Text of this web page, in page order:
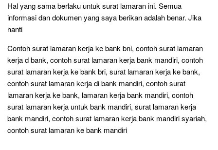
Hal yang sama berlaku untuk surat lamaran ini. Semua
informasi dan dokumen yang saya berikan adalah benar. Jika
nanti
Contoh surat lamaran kerja ke bank bni, contoh surat lamaran
kerja d bank, contoh surat lamaran kerja bank mandiri, contoh
surat lamaran kerja ke bank bri, surat lamaran kerja ke bank,
contoh surat lamaran kerja di bank mandiri, contoh surat
lamaran kerja ke bank, lamaran kerja bank mandiri, contoh
surat lamaran kerja untuk bank mandiri, surat lamaran kerja
bank mandiri, contoh surat lamaran kerja bank mandiri syariah,
contoh surat lamaran ke bank mandiri